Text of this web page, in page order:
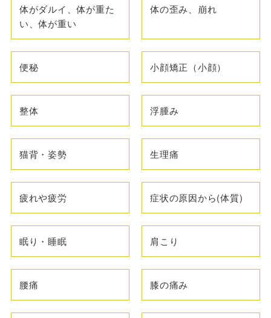
体がダルイ、体が重た
い、体が重い
体の歪み、崩れ
便秘 小顔矯正（小顔）
整体 浮腫み
猫背・姿勢 生理痛
疲れや疲労 症状の原因から(体質)
眠り・睡眠 肩こり
腰痛 膝の痛み